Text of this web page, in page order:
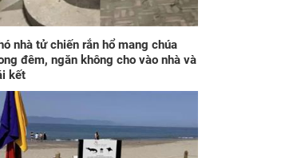
'thu
hóa Rồng hóa
Phượng, gom hết may
mắn về nhà
nhà tử chiến rắn hổ mang chúa
đêm, ngăn không cho vào nhà và
kết